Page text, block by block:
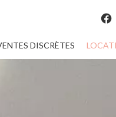
DISCRÈTES